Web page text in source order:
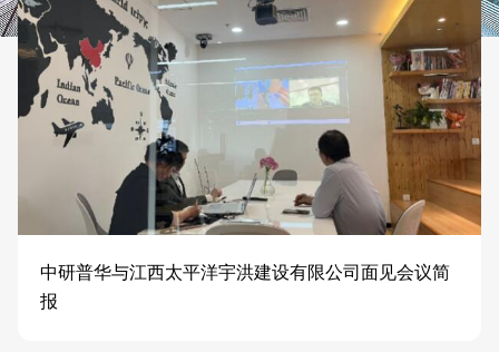
中研普华与江西太平洋宇洪建设有限公司面见会议简
报